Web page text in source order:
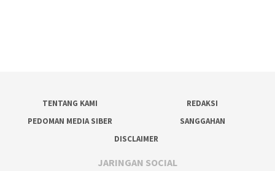
TENTANG KAMI
REDAKSI
PEDOMAN MEDIA SIBER
SANGGAHAN
DISCLAIMER
JARINGAN SOCIAL